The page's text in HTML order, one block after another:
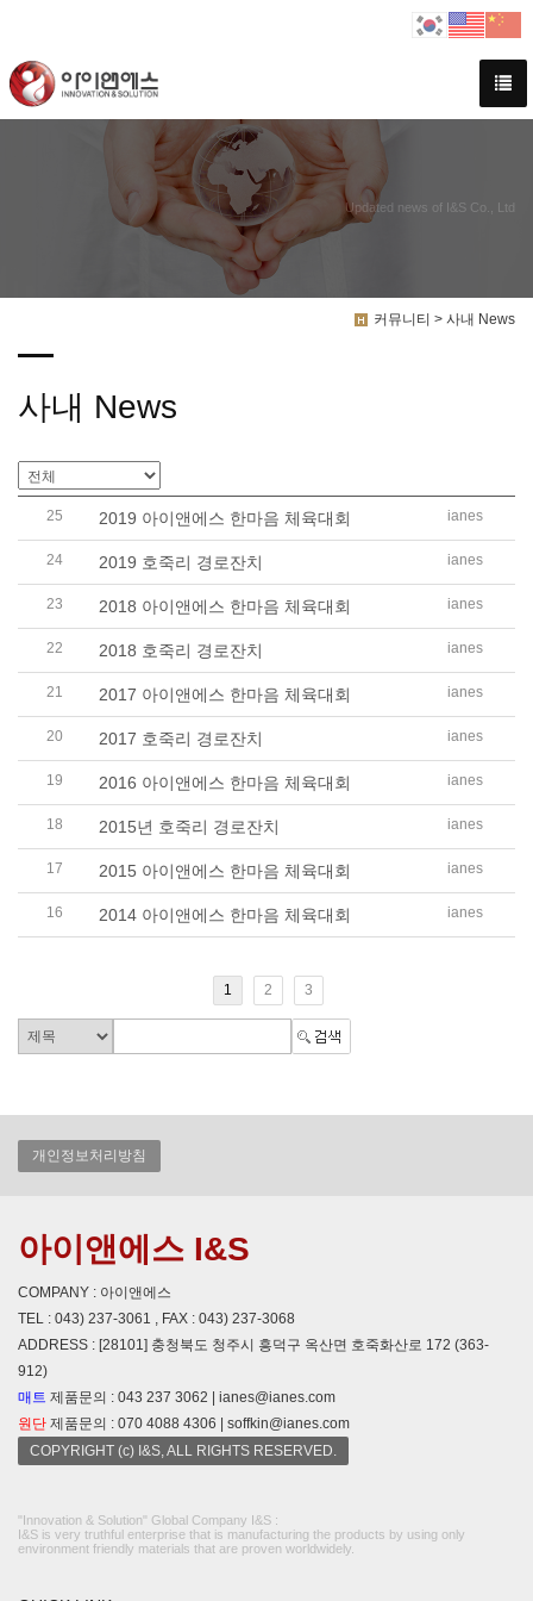
Updated news of I&S Co., Ltd
커뮤니티 > 사내 News
사내 News
25 2019 아이앤에스 한마음 체육대회 ianes
24 2019 호죽리 경로잔치 ianes
23 2018 아이앤에스 한마음 체육대회 ianes
22 2018 호죽리 경로잔치 ianes
21 2017 아이앤에스 한마음 체육대회 ianes
20 2017 호죽리 경로잔치 ianes
19 2016 아이앤에스 한마음 체육대회 ianes
18 2015년 호죽리 경로잔치 ianes
17 2015 아이앤에스 한마음 체육대회 ianes
16 2014 아이앤에스 한마음 체육대회 ianes
1 2 3
개인정보처리방침
아이앤에스 I&S
COMPANY : 아이앤에스
TEL : 043) 237-3061 , FAX : 043) 237-3068
ADDRESS : [28101] 충청북도 청주시 흥덕구 옥산면 호죽화산로 172 (363-
912)
매트 제품문의 : 043 237 3062 | ianes@ianes.com
원단 제품문의 : 070 4088 4306 | soffkin@ianes.com
COPYRIGHT (c) I&S, ALL RIGHTS RESERVED.
"Innovation & Solution" Global Company I&S :
I&S is very truthful enterprise that is manufacturing the products by using only
environment friendly materials that are proven worldwidely.